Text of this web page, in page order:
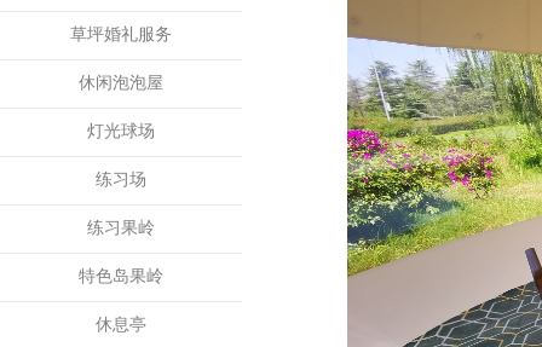
草坪婚礼服务
休闲泡泡屋
灯光球场
练习场
练习果岭
特色岛果岭
休息亭